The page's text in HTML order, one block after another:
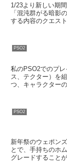
1/23より新しい期
「混沌群がる暗影
する内容のクエス
PSO2
私のPSO2でのプ
ス、テクター）を
つ、キャラクター
PSO2
新年祭のウェポン
とで、手持ちのホ
グレードすること